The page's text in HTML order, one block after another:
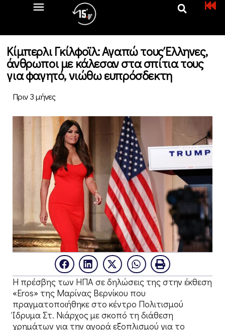
Κίμπερλι Γκίλφοϊλ: Αγαπώ τους Έλληνες,
άνθρωποι με κάλεσαν στα σπίτια τους
για φαγητό, νιώθω ευπρόσδεκτη
Πριν 3 μήνες
Η πρέσβης των ΗΠΑ σε δηλώσεις της στην έκθεση
«Eros» της Μαρίνας Βερνίκου που
πραγματοποιήθηκε στο κέντρο Πολιτισμού
Ίδρυμα Στ. Νιάρχος με σκοπό τη διάθεση
χρημάτων για την αγορά εξοπλισμού για το